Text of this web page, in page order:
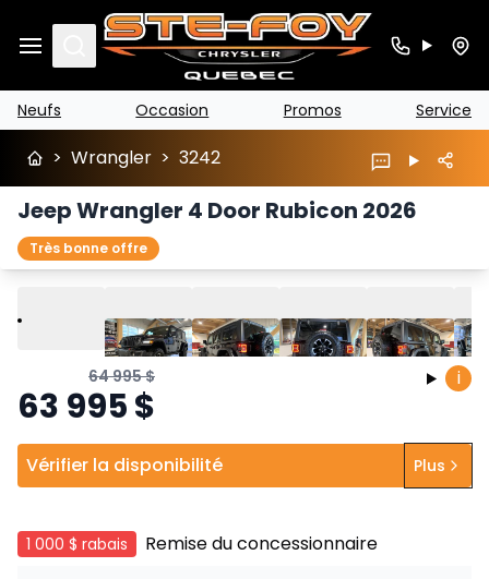
Search
Neufs Occasion Promos Service
> Wrangler > 3242
Jeep Wrangler 4 Door Rubicon 2026
Très bonne offre
Lire Précédent
Suivant
64 995$
63 995$
i
Vérifier la disponibilité Plus
1 000 $ rabais Remise du concessionnaire